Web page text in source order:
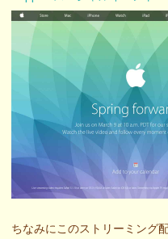
ちなみにこのストリーミング